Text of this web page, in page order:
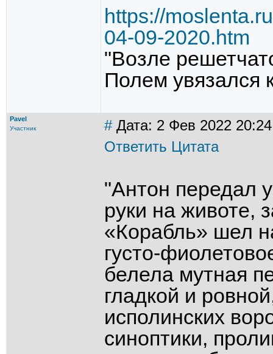
https://
04-09-2020.htm
"Возле
Полем увязался
Pavel
Участник #Дата: 2 Фев 2022
Ответить Цитата
"Антон передал
руки на животе,
«Корабль» шел
густо-
белела мутная
гладкой и
исполинских
синоптики,